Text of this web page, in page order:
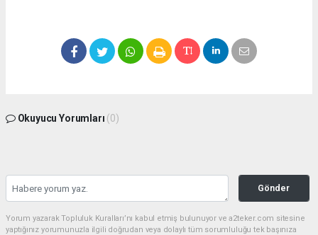
Okuyucu Yorumları (0)
Gönder
Yorum yazarak Topluluk Kuralları’nı kabul etmiş bulunuyor ve a2teker.com sitesine
yaptığınız yorumunuzla ilgili doğrudan veya dolaylı tüm sorumluluğu tek başınıza